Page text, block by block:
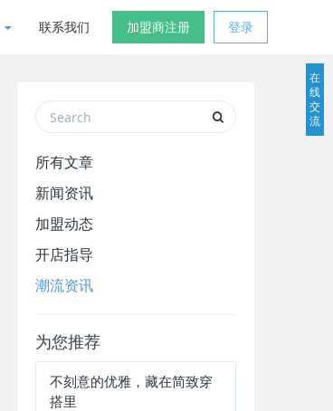
加盟商注册 登录
联系我们
所有文章
新闻资讯
加盟动态
开店指导
潮流资讯
为您推荐
不刻意的优雅，藏在简致穿
搭里
在
线
交
流